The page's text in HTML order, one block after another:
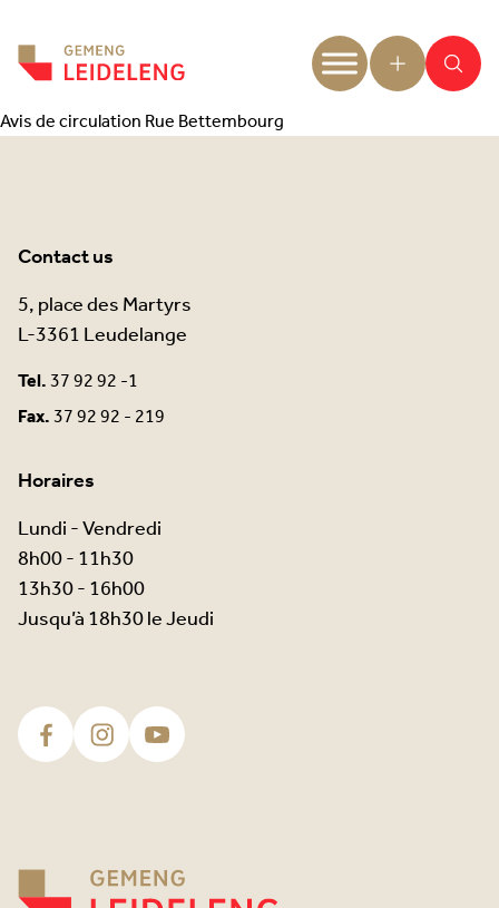
Avis de circulation Rue Bettembourg
Contact us
5, place des Martyrs
L-3361 Leudelange
Tel.37 92 92 -1
Fax.37 92 92 - 219
Horaires
Lundi - Vendredi
8h00 - 11h30
13h30 - 16h00
Jusqu’à 18h30 le Jeudi